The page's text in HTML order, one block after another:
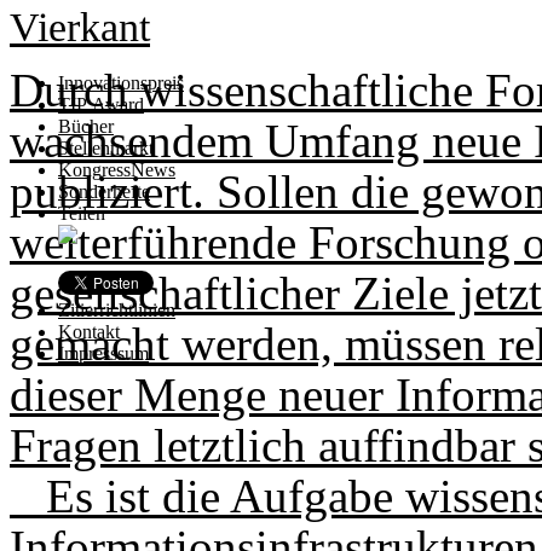
Innovationspreis
TIP Award
Bücher
Stellenmarkt
KongressNews
Sonderhefte
Teilen
Zitierrichtlinien
Kontakt
Impresssum
Vierkant
Durch wissenschaftliche
wachsendem Umfang
publiziert. Sollen die
weiterführende Forschung
gesellschaftlicher Ziele
gemacht werden, müssen
dieser Menge neuer
Fragen letztlich auffindbar
Es ist die Aufgabe